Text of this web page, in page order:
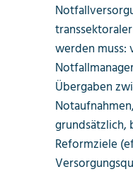
werden muss:
Übergaben
grundsätzlich,
Reformziele